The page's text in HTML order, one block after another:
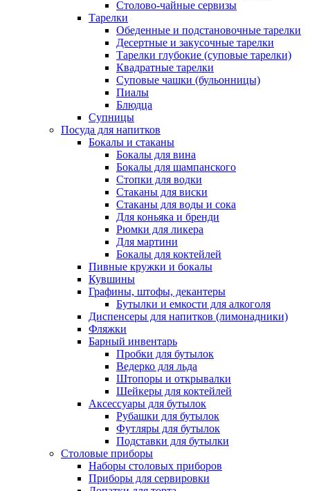
Столово-чайные сервизы
Тарелки
Обеденные и подстановочные тарелки
Десертные и закусочные тарелки
Тарелки глубокие (суповые тарелки)
Квадратные тарелки
Суповые чашки (бульонницы)
Пиалы
Блюдца
Супницы
Посуда для напитков
Бокалы и стаканы
Бокалы для вина
Бокалы для шампанского
Стопки для водки
Стаканы для виски
Стаканы для воды и сока
Для коньяка и бренди
Рюмки для ликера
Для мартини
Бокалы для коктейлей
Пивные кружки и бокалы
Кувшины
Графины, штофы, декантеры
Бутылки и емкости для алкоголя
Диспенсеры для напитков (лимонадники)
Фляжки
Барный инвентарь
Пробки для бутылок
Ведерко для льда
Штопоры и открывалки
Шейкеры для коктейлей
Аксессуары для бутылок
Рубашки для бутылок
Футляры для бутылок
Подставки для бутылки
Столовые приборы
Наборы столовых приборов
Приборы для сервировки